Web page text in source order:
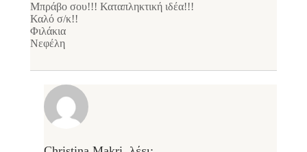
Μπράβο σου!!! Καταπληκτική ιδέα!!!
Καλό σ/κ!!
Φιλάκια
Νεφέλη